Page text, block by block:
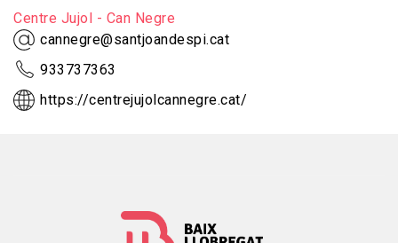
Centre Jujol - Can Negre
cannegre@santjoandespi.cat
933737363
https://centrejujolcannegre.cat/